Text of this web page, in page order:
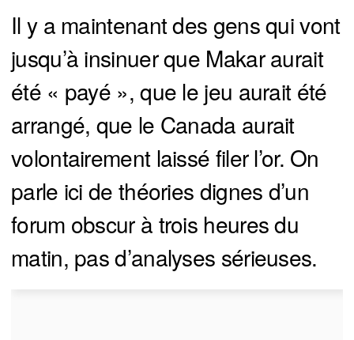
Il y a maintenant des gens qui vont
jusqu’à insinuer que Makar aurait
été « payé », que le jeu aurait été
arrangé, que le Canada aurait
volontairement laissé filer l’or. On
parle ici de théories dignes d’un
forum obscur à trois heures du
matin, pas d’analyses sérieuses.